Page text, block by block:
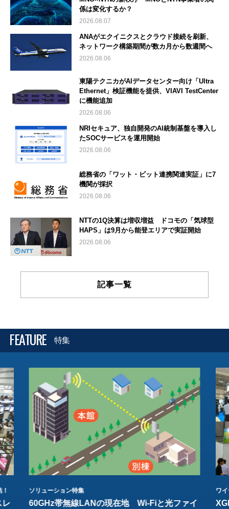
係は変化するか？
2026.08.07
ANAがエクイニクスとクラウド接続を刷新、
ネットワーク構築期間が数カ月から数週間へ
2026.08.06
東陽テクニカがAIデータセンター向け「Ultra
Ethernet」検証機能を提供、VIAVI TestCenter
に機能追加
2026.08.06
NRIセキュア、独自開発のAI統制基盤を導入し
たSOCサービスを運用開始
2026.08.06
総務省の「ワット・ビット連携関連実証」に7
機関が採択
2026.08.06
NTTの1Q決算は増収増益 ドコモの「気球型
HAPS」は9月から能登エリアで実証開始
2026.08.06
記事一覧
FEATURE 特集
レ
ソリューション特集
60GHz帯無線LANの現在地 Wi-Fiと光ファイ
ワ